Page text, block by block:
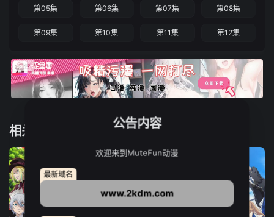
第05集 第06集 第07集 第08集
第09集 第10集 第11集 第12集
相关推荐
公告内容
欢迎来到MuteFun动漫
最新域名
www.2kdm.com